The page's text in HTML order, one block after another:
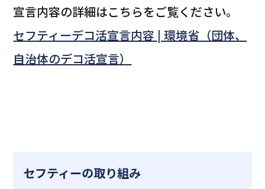
宣言内容の詳細はこちらをご覧ください。
セフティーデコ活宣言内容 | 環境省（団体、
自治体のデコ活宣言）
セフティーの取り組み